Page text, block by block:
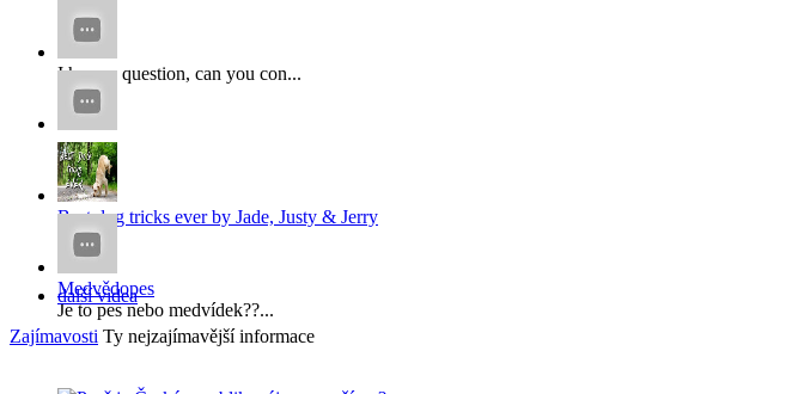
I have a question, can you con...
x
x...
Best dog tricks ever by Jade, Justy & Jerry
Medvědopes
Je to pes nebo medvídek??...
další videa
Zajímavosti Ty nejzajímavější informace